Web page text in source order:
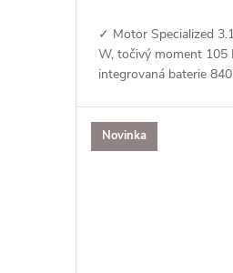
✓ Motor Specialized
W, točivý moment 105
integrovaná baterie
Find...
Novinka